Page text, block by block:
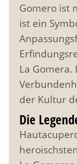
Gomero ist
ist ein
La
der Kultur
Die